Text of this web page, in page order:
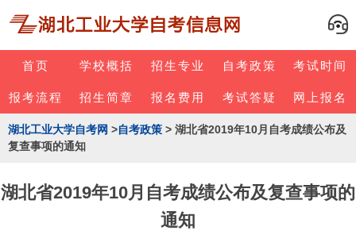
首页 学校概括 招生专业 自考政策 考试时间
报考流程 招生简章 报名费用 考试答疑 网上报名
湖北工业大学自考网 >自考政策 > 湖北省2019年10月自考成绩公布及
复查事项的通知
湖北省2019年10月自考成绩公布及复查事项的
通知